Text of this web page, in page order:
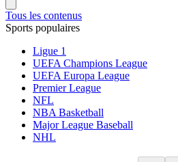
Tous les contenus
Sports populaires
Ligue 1
UEFA Champions League
UEFA Europa League
Premier League
NFL
NBA Basketball
Major League Baseball
NHL